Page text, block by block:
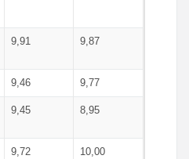
9,91 9,87
9,46 9,77
9,45 8,95
9,72 10,00